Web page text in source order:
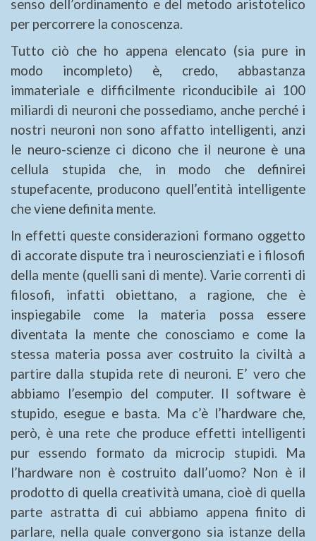
senso dell’ordinamento e del metodo aristotelico
per percorrere la conoscenza.
Tutto ciò che ho appena elencato (sia pure in
modo incompleto) è, credo, abbastanza
immateriale e difficilmente riconducibile ai 100
miliardi di neuroni che possediamo, anche perché i
nostri neuroni non sono affatto intelligenti, anzi
le neuro-scienze ci dicono che il neurone è una
cellula stupida che, in modo che definirei
stupefacente, producono quell’entità intelligente
che viene definita mente.
ln effetti queste considerazioni formano oggetto
di accorate dispute tra i neuroscienziati e i filosofi
della mente (quelli sani di mente). Varie correnti di
filosofi, infatti obiettano, a ragione, che è
inspiegabile come la materia possa essere
diventata la mente che conosciamo e come la
stessa materia possa aver costruito la civiltà a
partire dalla stupida rete di neuroni. E’ vero che
abbiamo l’esempio del computer. Il software è
stupido, esegue e basta. Ma c’è l’hardware che,
però, è una rete che produce effetti intelligenti
pur essendo formato da microcip stupidi. Ma
l’hardware non è costruito dall’uomo? Non è il
prodotto di quella creatività umana, cioè di quella
parte astratta di cui abbiamo appena finito di
parlare, nella quale convergono sia istanze della